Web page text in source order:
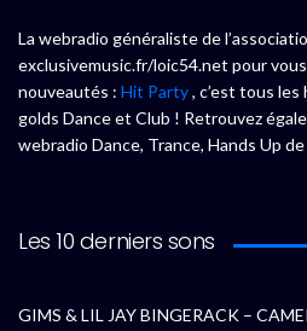
La webradio généraliste de
exclusivemusic.fr/loic54.net pour
nouveautés : Hit Party, c’est tous
golds Dance et Club ! Retrouvez
webradio Dance, Trance, Hands Up
Les 10 derniers sons
GIMS & LIL JAY BINGERACK –